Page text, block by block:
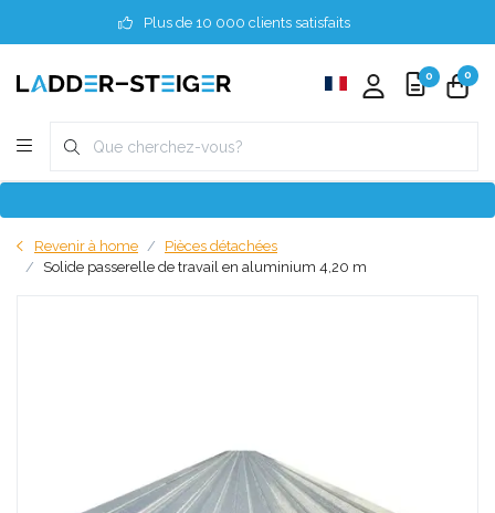
Plus de 10 000 clients satisfaits
0 0
Revenir à home
Pièces détachées
Solide passerelle de travail en aluminium 4,20 m